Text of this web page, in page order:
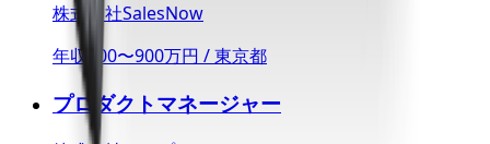
株式会社SalesNow
年収500〜900万円 / 東京都
プロダクトマネージャー